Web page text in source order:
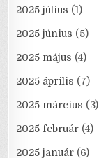
2025 július (1)
2025 június (5)
2025 május (4)
2025 április (7)
2025 március (3)
2025 február (4)
2025 január (6)